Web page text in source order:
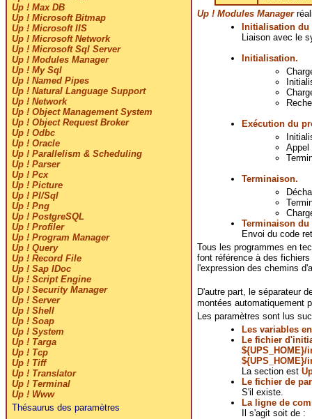
Up ! Max DB
Up ! Microsoft Bitmap
Up ! Microsoft IIS
Up ! Microsoft Network
Up ! Microsoft Sql Server
Up ! Modules Manager
Up ! My Sql
Up ! Named Pipes
Up ! Natural Language Support
Up ! Network
Up ! Object Management System
Up ! Object Request Broker
Up ! Odbc
Up ! Oracle
Up ! Parallelism & Scheduling
Up ! Parser
Up ! Pcx
Up ! Picture
Up ! Pl/Sql
Up ! Png
Up ! PostgreSQL
Up ! Profiler
Up ! Program Manager
Up ! Query
Up ! Record File
Up ! Sap IDoc
Up ! Script Engine
Up ! Security Manager
Up ! Server
Up ! Shell
Up ! Soap
Up ! System
Up ! Targa
Up ! Tcp
Up ! Tiff
Up ! Translator
Up ! Terminal
Up ! Www
Thésaurus des paramètres
Up ! Modules Manager
Initialisation du
Liaison avec le
Initialisation.
Exécution du
Terminaison.
Terminaison du
Envoi du code
Tous les programmes en
font référence à des
l'expression des chemins
D'autre part, le séparateur
montées automatiquement
Les paramètres sont lus
Les variables
Le fichier
La section est
Le fichier de
S'il existe.
La ligne de
Il s'agit soit de :